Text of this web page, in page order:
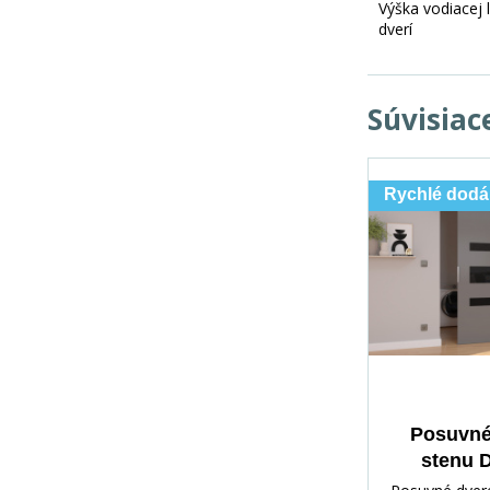
Výška vodiacej
dverí
Rychlé
stenu